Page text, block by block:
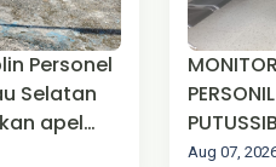
Personel
Selatan
apel
PATROLI
Aug 07,